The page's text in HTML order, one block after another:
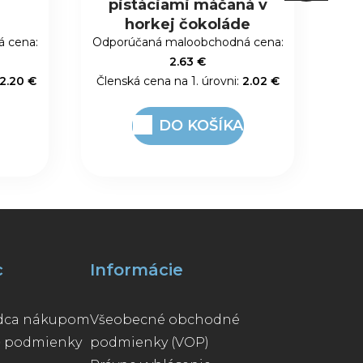
v
cena:
€
riad
Odporúčaná maloobchodná cena:
11.05 €
Členská cena na 1. úrovni: 8.50 €
DO KOŠÍKA
nákupom
podmienky
Informácie
Všeobecné obchodné
podmienky (VOP)